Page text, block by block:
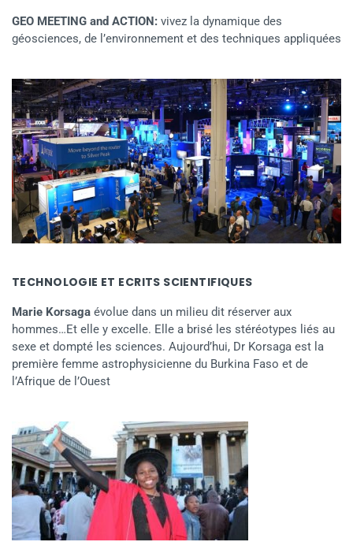
GEO MEETING and ACTION: vivez la dynamique des
géosciences, de l’environnement et des techniques appliquées
TECHNOLOGIE ET ECRITS SCIENTIFIQUES
Marie Korsaga évolue dans un milieu dit réserver aux
hommes…Et elle y excelle. Elle a brisé les stéréotypes liés au
sexe et dompté les sciences. Aujourd’hui, Dr Korsaga est la
première femme astrophysicienne du Burkina Faso et de
l’Afrique de l’Ouest